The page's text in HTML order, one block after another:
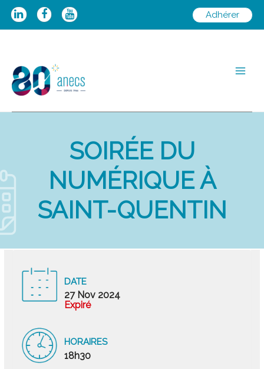
Aller
Adhérer
SOIRÉE DU
NUMÉRIQUE À
SAINT-QUENTIN
DATE
27 Nov 2024
Expiré
HORAIRES
18h30